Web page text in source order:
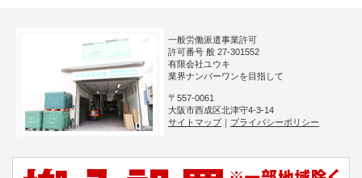
一般労働派遣事業許可
許可番号 般 27-301552
有限会社ユウキ
業界ナンバーワンを目指して
〒557-0061
大阪市西成区北津守4-3-14
サイトマップ｜ プライバシーポリシー